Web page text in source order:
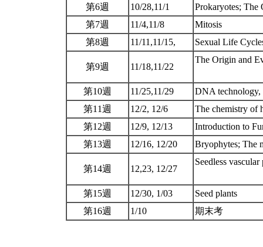
第6週
10/28,11/1
Prokaryotes;
第7週
11/4,11/8
Mitosis
第8週
11/11,11/15, Sexual Life
第9週 11/18,11/22
The Origin and
第10週 11/25,11/29
DNA technology,
第11週
12/2, 12/6
The chemistry of
第12週
12/9, 12/13
Introduction to
第13週
12/16, 12/20 Bryophytes; The
第14週 12,23, 12/27
Seedless
第15週 12/30, 1/03
Seed plants
第16週
1/10 期末考